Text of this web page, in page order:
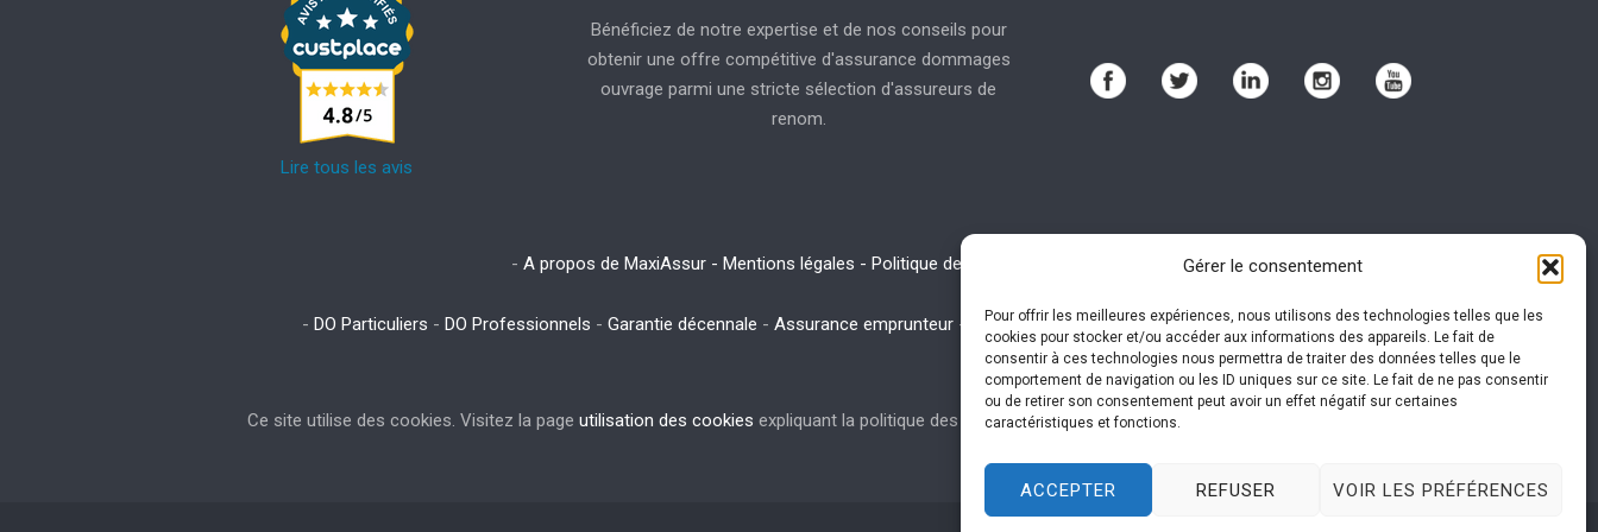
Gérer le consentement
Pour offrir les meilleures expériences, nous utilisons des technologies telles que les
cookies pour stocker et/ou accéder aux informations des appareils. Le fait de
consentir à ces technologies nous permettra de traiter des données telles que le
comportement de navigation ou les ID uniques sur ce site. Le fait de ne pas consentir
ou de retirer son consentement peut avoir un effet négatif sur certaines
caractéristiques et fonctions.
ACCEPTER REFUSER VOIR LES PRÉFÉRENCES
Lire tous les avis
Bénéficiez de notre expertise et de nos conseils pour
obtenir une offre compétitive d'assurance dommages
ouvrage parmi une stricte sélection d'assureurs de
renom.
- A propos de MaxiAssur - Mentions légales - Politique de confidentialité
- DO Particuliers - DO Professionnels - Garantie décennale - Assurance emprunteur- Assurance habitation-Assurance RC Pro
Ce site utilise des cookies. Visitez la page utilisation des cookies expliquant la politique des cookies pour plus d'informations sur leur gestion.